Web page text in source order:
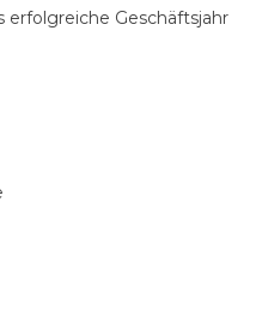
erfolgreiche Geschäftsjahr